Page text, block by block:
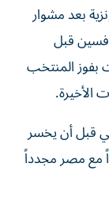
بعد مشوار
قبل
بفوز المنتخب
قبل أن يخسر
ليضرب موعداً مع مصر مجدداً